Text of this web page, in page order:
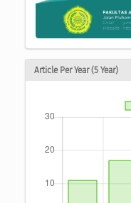
Article Per Year (5 Year)